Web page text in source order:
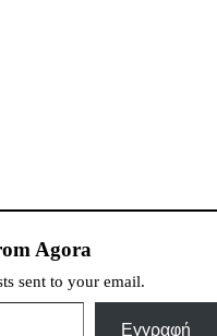
Agora
sent to your email.
Εγγραφή